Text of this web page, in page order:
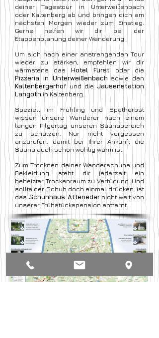
deiner Tagestour in Unterweißenbach
oder Kaltenberg ab und bringen dich am
nächsten Morgen wieder zum Einstieg.
Gerne helfen wir dir bei der
Etappenplanung deiner Wanderung.
Um sich nach einer anstrengenden Tour
wieder zu stärken, empfehlen wir dir
wärmstens dasHotel Fürst oder die
Pizzeria in Unterweißenbach sowie den
Kaltenbergerhofund die Jausenstation
Langoth in Kaltenberg.
Speziell im Frühling und Spätherbst
wissen unsere Wanderer nach einem
langen Pilgertag unseren Saunabereich
zu schätzen. Nur nicht vergessen
anzurufen, damit bei Ihrer Ankunft die
Sauna auch schon wohlig warm ist.
Zum Trocknen deiner Wanderschuhe und
Bekleidung steht dir jederzeit ein
beheizter Trockenraum zu Verfügung. Und
sollte der Schuh doch einmal drücken, ist
dasSchuhhaus Attenedernicht weit von
unserer Frühstückspension entfernt.